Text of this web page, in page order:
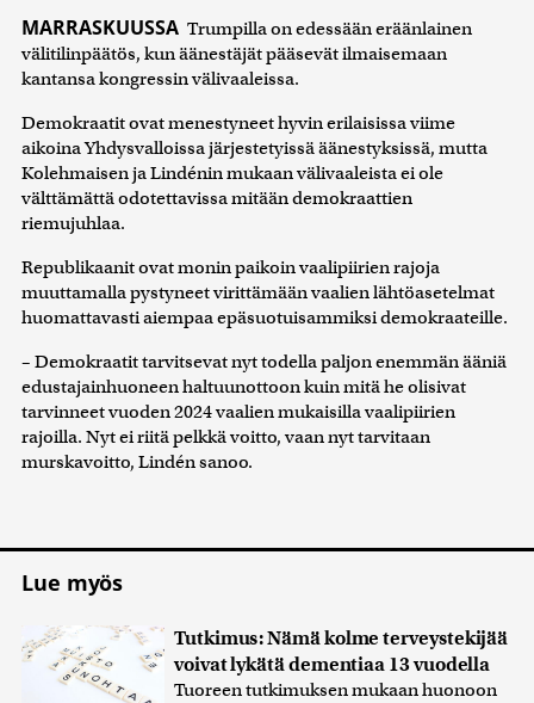
MARRASKUUSSA Trumpilla on edessään eräänlainen
välitilinpäätös, kun äänestäjät pääsevät ilmaisemaan
kantansa kongressin välivaaleissa.
Demokraatit ovat menestyneet hyvin erilaisissa viime
aikoina Yhdysvalloissa järjestetyissä äänestyksissä, mutta
Kolehmaisen ja Lindénin mukaan välivaaleista ei ole
välttämättä odotettavissa mitään demokraattien
riemujuhlaa.
Republikaanit ovat monin paikoin vaalipiirien rajoja
muuttamalla pystyneet virittämään vaalien lähtöasetelmat
huomattavasti aiempaa epäsuotuisammiksi demokraateille.
– Demokraatit tarvitsevat nyt todella paljon enemmän ääniä
edustajainhuoneen haltuunottoon kuin mitä he olisivat
tarvinneet vuoden 2024 vaalien mukaisilla vaalipiirien
rajoilla. Nyt ei riitä pelkkä voitto, vaan nyt tarvitaan
murskavoitto, Lindén sanoo.
Lue myös
Tutkimus: Nämä kolme terveystekijää
voivat lykätä dementiaa 13 vuodella
Tuoreen tutkimuksen mukaan huonoon